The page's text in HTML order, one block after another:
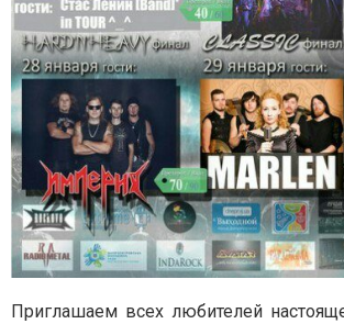
Приглашаем всех любителей